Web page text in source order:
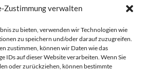
Zustimmung verwalten
zu bieten, verwenden wir Technologien wie
zu speichern und/oder darauf zuzugreifen.
zustimmen, können wir Daten wie das
IDs auf dieser Website verarbeiten. Wenn Sie
oder zurückziehen, können bestimmte